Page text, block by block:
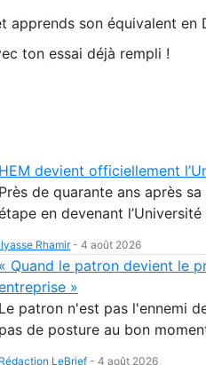
apprends son équivalent
ton essai déjà rempli !
HEM devient officiellement
Près de quarante ans après
en devenant
Ilyasse Rhamir- 4 août 2026
« Quand le patron devient le
»
Le patron n'est pas l'ennemi
pas de posture au bon
Rédaction LeBrief- 4 août 2026